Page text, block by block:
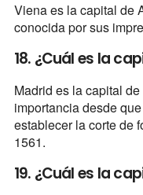
Viena es la capital de
conocida por sus
18. ¿Cuál es la
Madrid es la capital
importancia desde
establecer la corte de
1561.
19. ¿Cuál es la